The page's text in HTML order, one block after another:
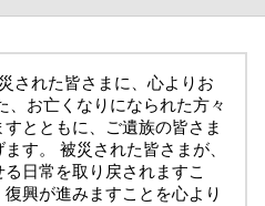
された皆さまに、心よりお
、お亡くなりになられた方々
とともに、ご遺族の皆さま
す。 被災された皆さまが、
日常を取り戻されますこ
興が進みますことを心より